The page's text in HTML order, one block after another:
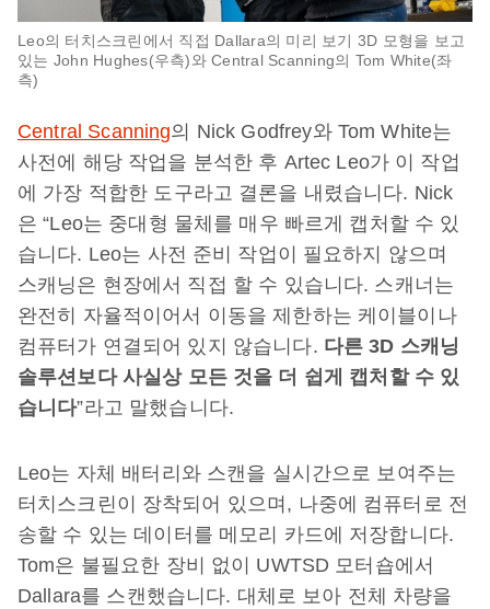
Leo의 터치스크린에서 직접 Dallara의 미리 보기 3D 모형을 보고
있는 John Hughes(우측)와 Central Scanning의 Tom White(좌
측)
Central Scanning의 Nick Godfrey와 Tom White는
사전에 해당 작업을 분석한 후 Artec Leo가 이 작업
에 가장 적합한 도구라고 결론을 내렸습니다. Nick
은 “Leo는 중대형 물체를 매우 빠르게 캡처할 수 있
습니다. Leo는 사전 준비 작업이 필요하지 않으며
스캐닝은 현장에서 직접 할 수 있습니다. 스캐너는
완전히 자율적이어서 이동을 제한하는 케이블이나
컴퓨터가 연결되어 있지 않습니다. 다른 3D 스캐닝
솔루션보다 사실상 모든 것을 더 쉽게 캡처할 수 있
습니다”라고 말했습니다.
Leo는 자체 배터리와 스캔을 실시간으로 보여주는
터치스크린이 장착되어 있으며, 나중에 컴퓨터로 전
송할 수 있는 데이터를 메모리 카드에 저장합니다.
Tom은 불필요한 장비 없이 UWTSD 모터숍에서
Dallara를 스캔했습니다. 대체로 보아 전체 차량을